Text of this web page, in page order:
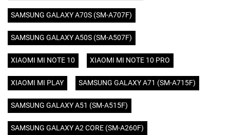
SAMSUNG GALAXY A70S (SM-A707F)
SAMSUNG GALAXY A50S (SM-A507F)
XIAOMI MI NOTE 10 XIAOMI MI NOTE 10 PRO
XIAOMI MI PLAY SAMSUNG GALAXY A71 (SM-A715F)
SAMSUNG GALAXY A51 (SM-A515F)
SAMSUNG GALAXY A2 CORE (SM-A260F)